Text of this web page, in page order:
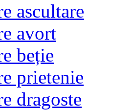
ascultare
avort
beție
prietenie
dragoste